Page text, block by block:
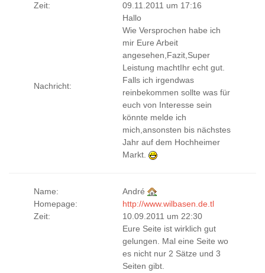
Zeit:
09.11.2011 um 17:16
Nachricht:
Hallo
Wie Versprochen habe ich
mir Eure Arbeit
angesehen,Fazit,Super
Leistung machtIhr echt gut.
Falls ich irgendwas
reinbekommen sollte was für
euch von Interesse sein
könnte melde ich
mich,ansonsten bis nächstes
Jahr auf dem Hochheimer
Markt.
Name:
André
Homepage:
http://www.wilbasen.de.tl
Zeit:
10.09.2011 um 22:30
Eure Seite ist wirklich gut
gelungen. Mal eine Seite wo
es nicht nur 2 Sätze und 3
Seiten gibt.